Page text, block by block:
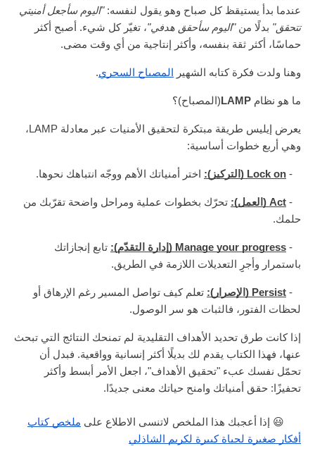
عندما بدأ يستيقظ كل صباح وهو يقول لنفسه:"اليوم سأجعل أمنيتي
تتحقق" بدلًا من"اليوم سأحقق هدفي"، تغيّر كل شيء. أصبح أكثر
حماسًا، أكثر ثقة بنفسه، وأكثر إنتاجية من أي وقت مضى.
وهنا ولدت فكرة كتابه الشهير المصباح السحري.
ما هو نظام LAMP (المصباح)؟
يعرض إيليس طريقة مبتكرة لتحقيق الأمنيات عبر معادلة LAMP،
وهي أربع خطوات أساسية:
- Lock on (التركيز): اختر أمنياتك الأهم ووجّه انتباهك نحوها.
- Act (العمل):
تحرّك بخطوات عملية ومراحل واضحة تقرّبك من
حلمك.
- Manage your progress (إدارة التقدّم):
تابع إنجازاتك
باستمرار وأجرِِ التعديلات اللازمة في الطريق.
- Persist (الإصرار):
تعلم كيف تواصل المسير رغم الإرهاق أو
لحظات الفتور، فالثبات هو سر الوصول.
إذا كانت طرق تحديد الأهداف التقليدية لم تمنحك النتائج التي تبحث
عنها، فهذا الكتاب يقدم لك بديلًا أكثر إنسانية وواقعية. فبدل أن
تحمّل نفسك عبء "تحقيق الأهداف"، اجعل الأمر أبسط وأكثر
تحفيزًا: حقق أمنياتك وامنح حياتك معنى جديدًا.
😃 إذا أعجبك هذا الملخص لاتنسى الاطلاع على ملخص كتاب
أفكار صغيرة لحياة كبيرة لكريم الشاذلي